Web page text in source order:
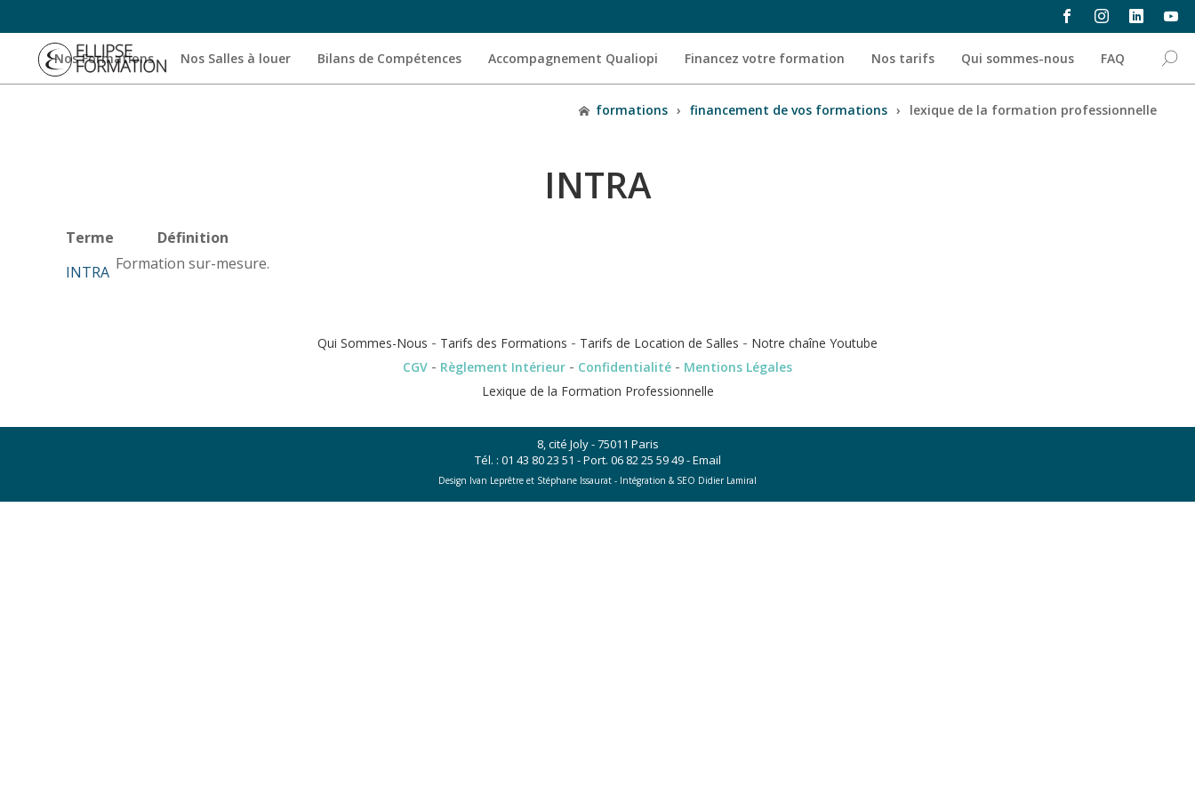
Nos Formations Nos Salles à louer Bilans de Compétences Accompagnement Qualiopi Financez votre formation Nos tarifs Qui sommes-nous FAQ
formations › financement de vos formations › lexique de la formation professionnelle
INTRA
Terme
Définition
INTRA Formation sur-mesure.
Qui Sommes-Nous - Tarifs des Formations - Tarifs de Location de Salles - Notre chaîne Youtube
CGV - Règlement Intérieur - Confidentialité - Mentions Légales
Lexique de la Formation Professionnelle
8, cité Joly - 75011 Paris
Tél. : 01 43 80 23 51 - Port. 06 82 25 59 49-Email
Design Ivan Leprêtre et Stéphane Issaurat - Intégration & SEO Didier Lamiral